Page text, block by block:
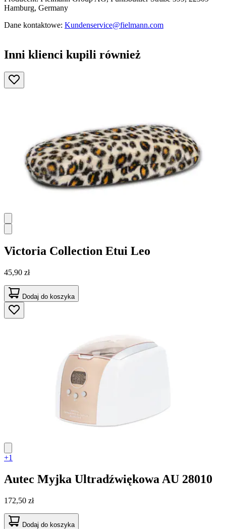
Hamburg, Germany
Dane kontaktowe: Kundenservice@fielmann.com
Inni klienci kupili również
Victoria Collection Etui Leo
45,90 zł
Dodaj do koszyka
+1
Autec Myjka Ultradźwiękowa AU 28010
172,50 zł
Dodaj do koszyka